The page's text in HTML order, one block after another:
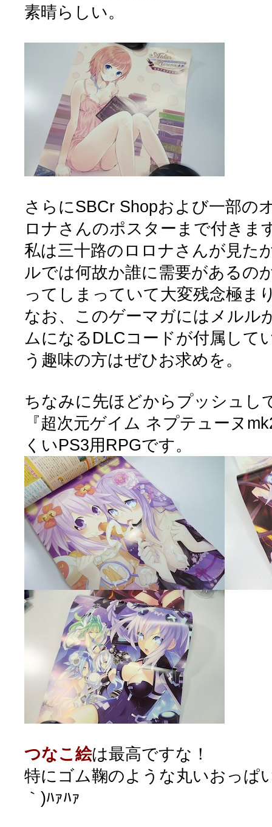
素晴らしい。
さらにSBCr Shopおよび一部の
ロナさんのポスターまで付きま
私は三十路のロロナさんが見た
ルでは何故か誰に需要があるの
ってしまっていて大変残念極ま
なお、このゲーマガにはメルル
ムになるDLCコードが付属して
う趣味の方はぜひお求めを。
ちなみに先ほどからプッシュし
『超次元ゲイム ネプテューヌ
くいPS3用RPGです。
つなこ絵は最高ですな！
特にゴム鞠のような丸いおっ
｀)ﾊｧﾊｧ